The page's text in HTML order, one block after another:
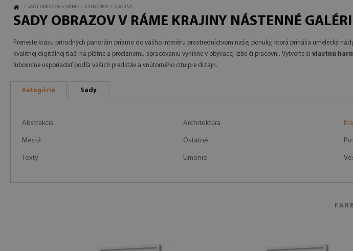
/ SADY OBRAZOV V RÁME / KATEGÓRIE / KRAJINY
SADY OBRAZOV V RÁME KRAJINY NÁSTENNÉ
Preneste krásu prírodných panorám priamo do vášho interiéru prostredníctvom našej ponuky, ktorá prináša umelecký
kvalitnej digitálnej tlači na plátne a precíznemu spracovaniu vynikne v obývacej izbe či pracovni. Vytvorte si vlastnú
ľubovoľne usporiadať podľa vašich predstáv a vnútorného citu pre dizajn.
Kategórie Sady
Abstrakcia Architektúra
Mestá Ostatné
Texty Umenie